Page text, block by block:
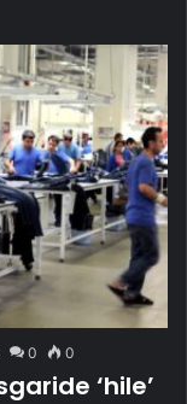
0 0
‘hile’